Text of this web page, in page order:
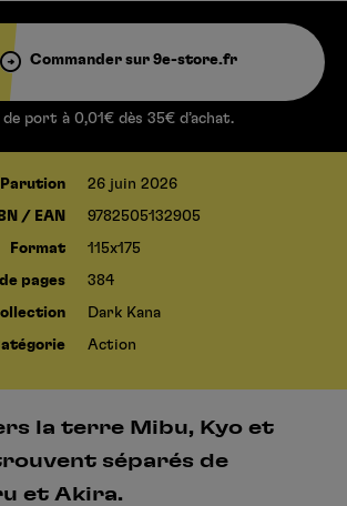
Commander sur 9e-store.fr
de port à 0,01€ dès 35€ d’achat.
Parution 26 juin 2026
/ EAN 9782505132905
Format 115x175
pages 384
Dark Kana
Action
la terre Mibu, Kyo et
séparés de
et Akira.